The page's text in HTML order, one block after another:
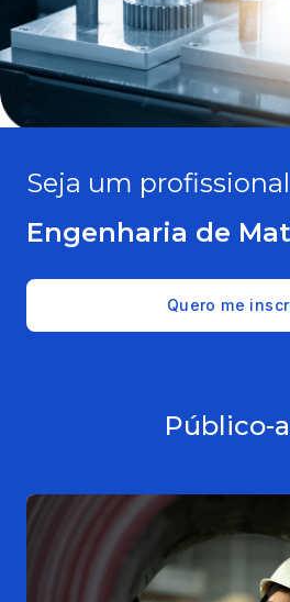
Seja um
Engenharia de
Quero me
Público-